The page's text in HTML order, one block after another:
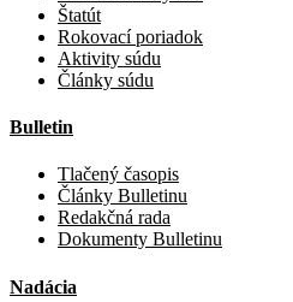
Štatút
Rokovací poriadok
Aktivity súdu
Články súdu
Bulletin
Tlačený časopis
Články Bulletinu
Redakčná rada
Dokumenty Bulletinu
Nadácia